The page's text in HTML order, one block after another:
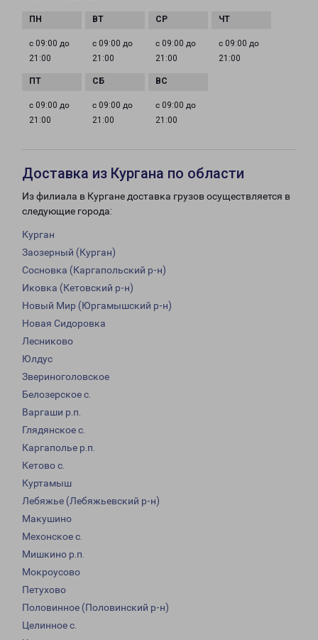
с 09:00 до
21:00
с 09:00 до
21:00
с 09:00 до
21:00
с 09:00 до
21:00
с 09:00 до
21:00
с 09:00 до
21:00
с 09:00 до
21:00
Доставка из Кургана по области
Из филиала в Кургане доставка грузов осуществляется в
следующие города:
Курган
Заозерный (Курган)
Сосновка (Каргапольский р-н)
Иковка (Кетовский р-н)
Новый Мир (Юргамышский р-н)
Новая Сидоровка
Лесниково
Юлдус
Звериноголовское
Белозерское с.
Варгаши р.п.
Глядянское с.
Каргаполье р.п.
Кетово с.
Куртамыш
Лебяжье (Лебяжьевский р-н)
Макушино
Мехонское с.
Мишкино р.п.
Мокроусово
Петухово
Половинное (Половинский р-н)
Целинное с.